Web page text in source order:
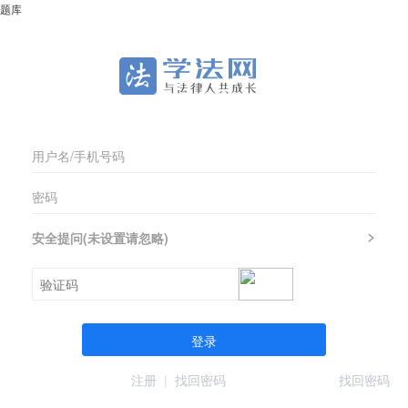
题库
安全提问(未设置请忽略)
登录
注册 | 找回密码 找回密码